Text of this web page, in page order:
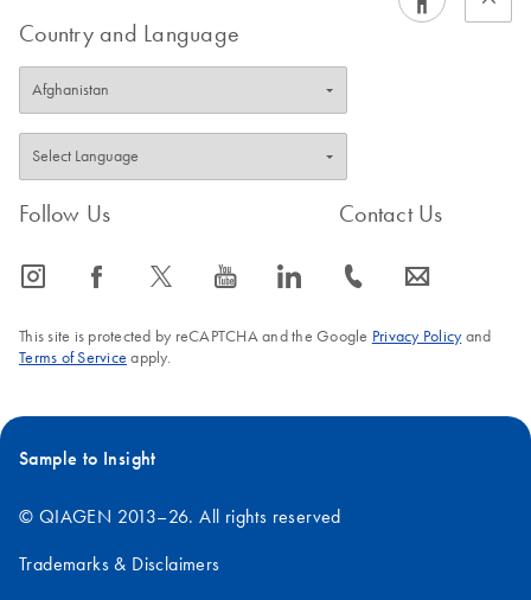
Country and Language
Follow Us
icon_0065_instagram-s icon_0064_facebook-s icon_0340_cc_gen_x-s icon_0077_youtube-s icon_0066_linkedin-s
Contact Us
icon_0072_phone-s icon_0063_envelope-s
This site is protected by reCAPTCHA and the Google Privacy Policyand
Terms of Service apply.
Sample to Insight
© QIAGEN 2013–26. All rights reserved
Trademarks & Disclaimers